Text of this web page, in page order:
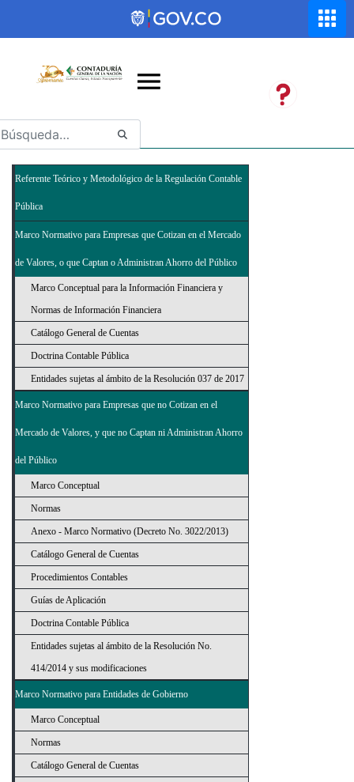
Saltar al contenido principal
Abrir menú de accesibilidad
Referente Teórico y Metodológico de la Regulación Contable
Pública
Marco Normativo para Empresas que Cotizan en el Mercado
de Valores, o que Captan o Administran Ahorro del Público
Marco Conceptual para la Información Financiera y
Normas de Información Financiera
Catálogo General de Cuentas
Doctrina Contable Pública
Entidades sujetas al ámbito de la Resolución 037 de 2017
Marco Normativo para Empresas que no Cotizan en el
Mercado de Valores, y que no Captan ni Administran Ahorro
del Público
Marco Conceptual
Normas
Anexo - Marco Normativo (Decreto No. 3022/2013)
Catálogo General de Cuentas
Procedimientos Contables
Guías de Aplicación
Doctrina Contable Pública
Entidades sujetas al ámbito de la Resolución No.
414/2014 y sus modificaciones
Marco Normativo para Entidades de Gobierno
Marco Conceptual
Normas
Catálogo General de Cuentas